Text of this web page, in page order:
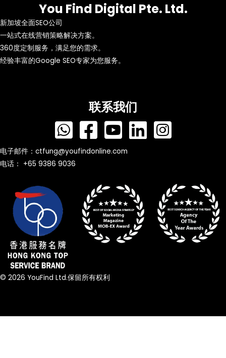
You Find Digital Pte. Ltd.
新加坡全面SEO公司
一站式在线营销策略解决方案。
360度定制服务，满足您的需求。
经验丰富的Google SEO专家为您服务。
联系我们
电子邮件： ctfung@youfindonline.com
电话： +65 9386 9036
© 2026 YouFind Ltd.保留所有权利